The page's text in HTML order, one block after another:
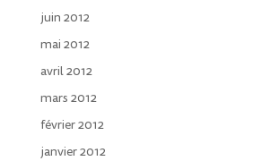
juin 2012
mai 2012
avril 2012
mars 2012
février 2012
janvier 2012